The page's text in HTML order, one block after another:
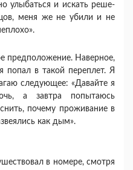
улыбаться и искать реше­
меня же не убили и не
предположение. Наверное,
попал в та­кой переплет. Я
следующее: «Давайте я
а завтра попытаюсь
почему проживание в
как дым».
в номере, смотря